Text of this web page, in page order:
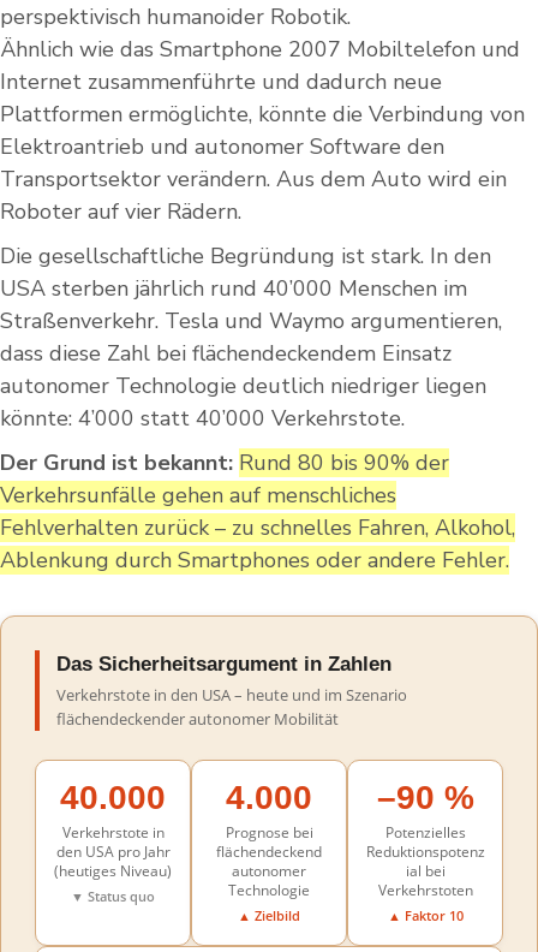
perspektivisch humanoider Robotik.
Ähnlich wie das Smartphone 2007 Mobiltelefon und
Internet zusammenführte und dadurch neue
Plattformen ermöglichte, könnte die Verbindung von
Elektroantrieb und autonomer Software den
Transportsektor verändern. Aus dem Auto wird ein
Roboter auf vier Rädern.
Die gesellschaftliche Begründung ist stark. In den
USA sterben jährlich rund 40’000 Menschen im
Straßenverkehr. Tesla und Waymo argumentieren,
dass diese Zahl bei flächendeckendem Einsatz
autonomer Technologie deutlich niedriger liegen
könnte: 4’000 statt 40’000 Verkehrstote.
Der Grund ist bekannt: Rund 80 bis 90% der
Verkehrsunfälle gehen auf menschliches
Fehlverhalten zurück – zu schnelles Fahren, Alkohol,
Ablenkung durch Smartphones oder andere Fehler.
Das Sicherheitsargument in Zahlen
Verkehrstote in den USA – heute und im Szenario
flächendeckender autonomer Mobilität
40.000
Verkehrstote in
den USA pro Jahr
(heutiges Niveau)
▼ Status quo
4.000
Prognose bei
flächendeckend
autonomer
Technologie
▲ Zielbild
–90 %
Potenzielles
Reduktionspotenz
ial bei
Verkehrstoten
▲ Faktor 10